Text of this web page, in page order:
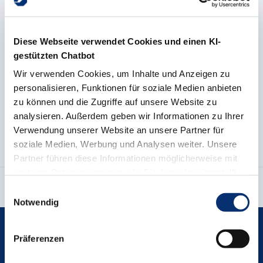
Diese Webseite verwendet Cookies und einen KI-
gestützten Chatbot
Wir verwenden Cookies, um Inhalte und Anzeigen zu
personalisieren, Funktionen für soziale Medien anbieten
zu können und die Zugriffe auf unsere Website zu
analysieren. Außerdem geben wir Informationen zu Ihrer
Verwendung unserer Website an unsere Partner für
soziale Medien, Werbung und Analysen weiter. Unsere
Partner führen diese Informationen möglicherweise mit
gesammelt haben.
Notwendig
Präferenzen
Download
Geschäftsverteilung der Handwerkskammer
Münster
Breadcrumb
Startseite Geschäftsverteilung